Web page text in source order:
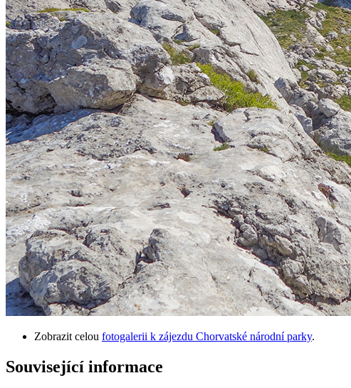
Zobrazit celou fotogalerii k zájezdu Chorvatské národní parky.
Související informace